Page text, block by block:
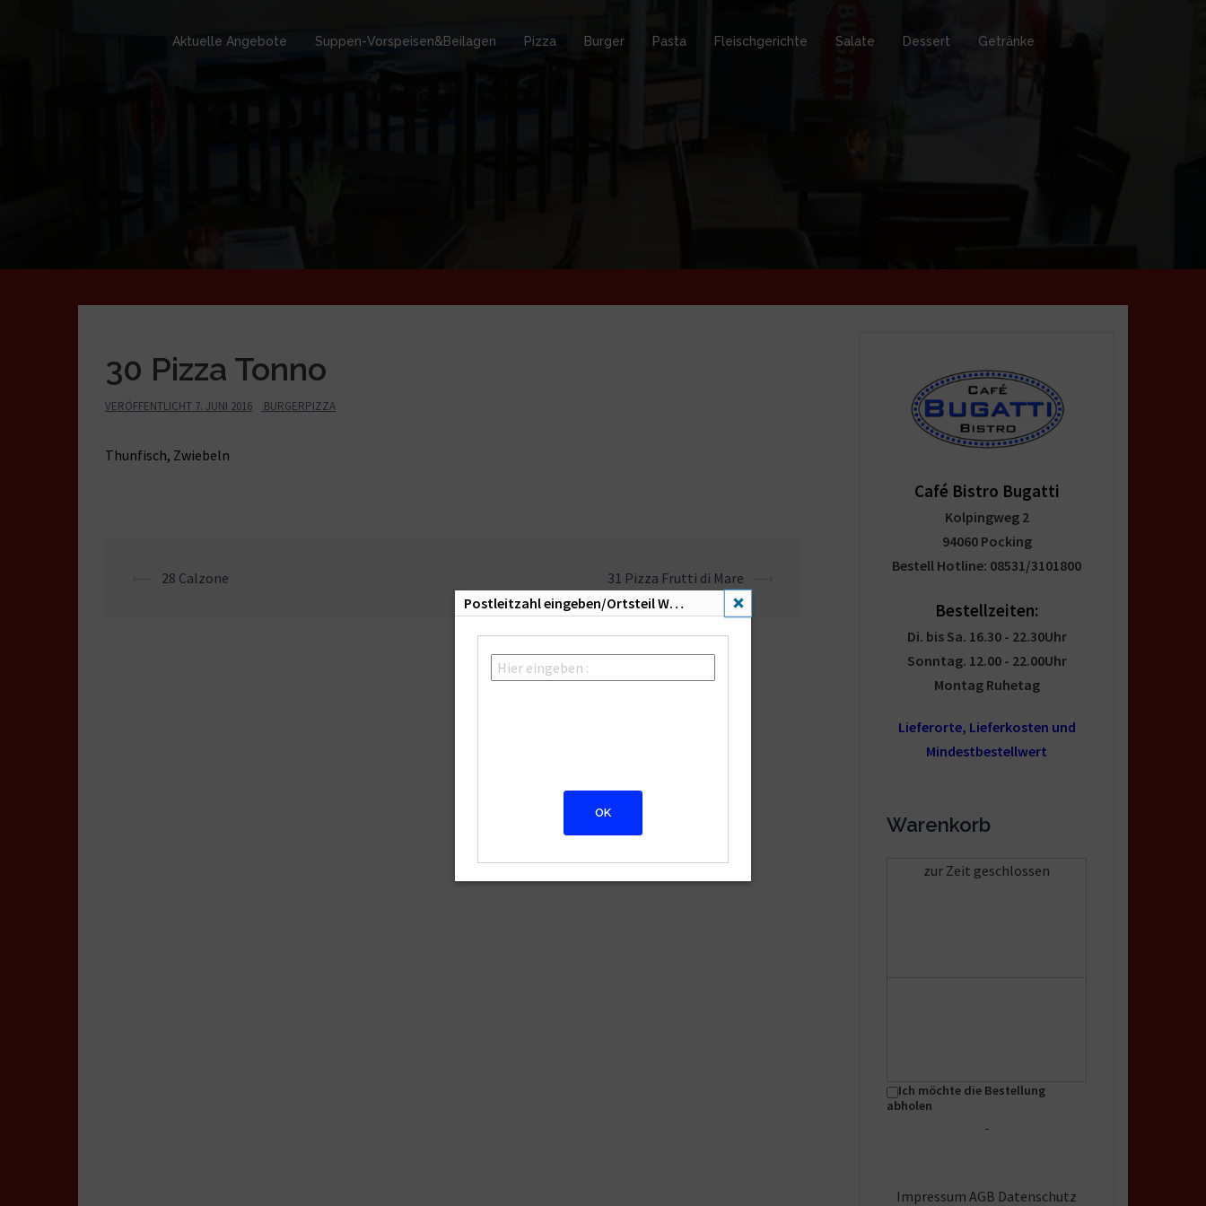
Aktuelle Angebote Suppen-Vorspeisen&Beilagen Pizza Burger Pasta Fleischgerichte Salate Dessert Getränke
30 Pizza Tonno
VERÖFFENTLICHT 7. JUNI 2016 BURGERPIZZA
Thunfisch, Zwiebeln
Beitrags-
28 Calzone 31 Pizza Frutti di Mare
Café Bistro Bugatti
Kolpingweg 2
94060 Pocking
Bestell Hotline: 08531/3101800
Bestellzeiten:
Di. bis Sa. 16.30 - 22.30Uhr
Sonntag. 12.00 - 22.00Uhr
Montag Ruhetag
Lieferorte, Lieferkosten und
Mindestbestellwert
Warenkorb
zur Zeit geschlossen
Ich möchte die Bestellung
abholen
-
Impressum AGB Datenschutz
Postleitzahl eingeben/Ortsteil Wählen:
SCHLIESSEN